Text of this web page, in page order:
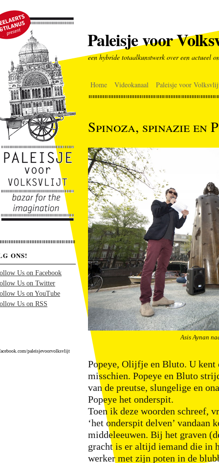
ONS!
paleisjevoorvolksvlijt
Paleisje voor
een hybride totaalkunstwerk over een actueel
Home Videokanaal Paleisje voor
Spinoza, spinazie en
Asis Aynan
Popeye, Olijfje en Bluto. U kent
misschien. Popeye en Bluto
van de preutse, slungelige en
Popeye het onderspit.
Toen ik deze woorden schreef,
‘het onderspit delven’
middeleeuwen. Bij het graven
gracht is er altijd iemand die in
werker met zijn poten in de